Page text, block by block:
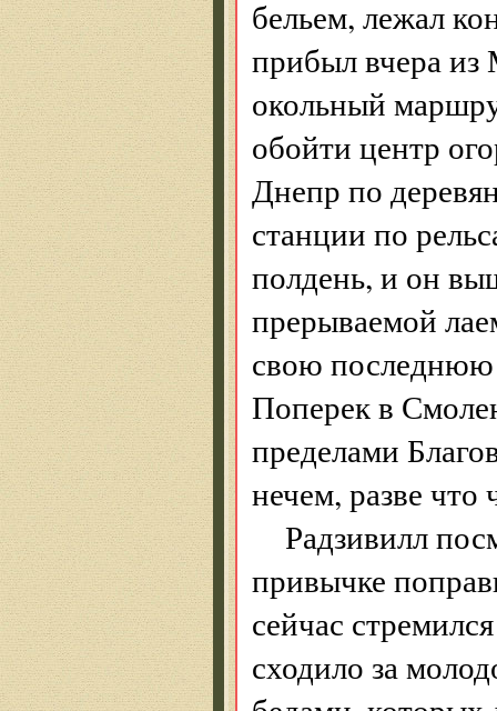
бельем, лежал
прибыл вчера
окольный
обойти центр
Днепр по
станции по
полдень, и он
прерываемой
свою последнюю
Поперек в
пределами
нечем, разве
Радзивилл
привычке
сейчас
сходило за